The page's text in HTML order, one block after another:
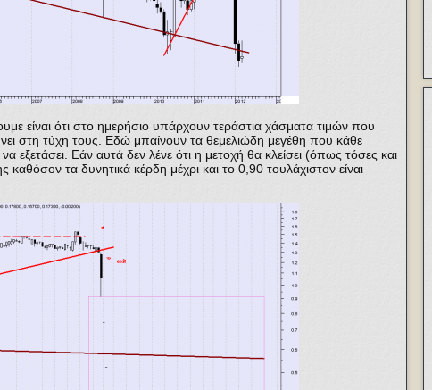
είναι ότι στο ημερήσιο υπάρχουν τεράστια χάσματα τιμών που
στη τύχη τους. Εδώ μπαίνουν τα θεμελιώδη μεγέθη που κάθε
Εάν αυτά δεν λένε ότι η μετοχή θα κλείσει (όπως τόσες και
καθόσον τα δυνητικά κέρδη μέχρι και το 0,90 τουλάχιστον είναι